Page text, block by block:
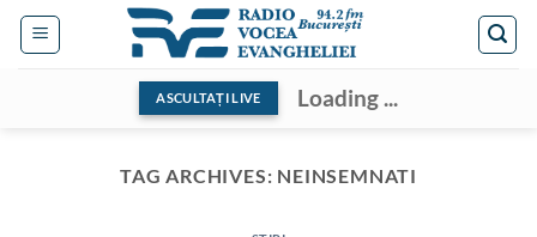
Skip
ASCULTAȚI LIVE Loading ...
TAG ARCHIVES: NEINSEMNATI